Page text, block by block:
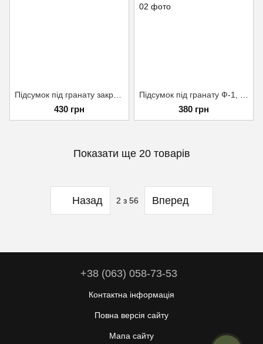
430 грн 380 грн
Показати ще 20 товарів
Назад 2 з 56 Вперед
+38 (063) 058-73-53
Контактна інформація
Повна версія сайту
Мапа сайту